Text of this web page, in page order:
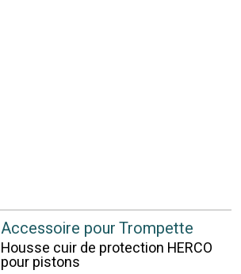
Accessoire pour Trompette
Housse cuir de protection HERCO
pour pistons